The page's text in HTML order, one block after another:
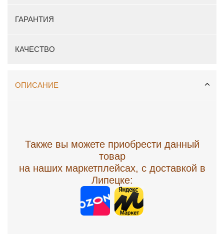
ГАРАНТИЯ
КАЧЕСТВО
ОПИСАНИЕ
Также вы можете приобрести данный
товар
на наших маркетплейсах, с доставкой в
Липецке: